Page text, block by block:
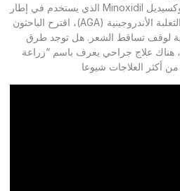
التجارب أن استخدام عقار المينوكسيديل Minoxidil الذي يستخدم في إطار
الدراسات المتعلقة بالعلاج. من الثعلبة الأندروجينية (AGA)، اقترح الباحثون
مكملات غذائية لوقف تساقط الشعر. هل توجد طرق
هناك علاج جراحي يعرف باسم “زراعة
أكثر العلاجات شيوعا